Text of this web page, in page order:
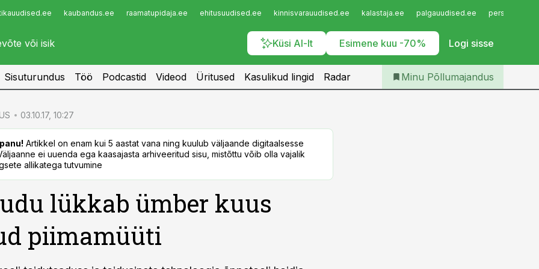
kaubandus.ee raamatupidaja.ee ehitusuudised.ee kinnisvarauudised.ee kalastaja.ee palgauudised.ee
Küsi AI-lt Esimene kuu -70% Logi sisse
Infopank
Iseteenindus
Telli Põllumajandus
Sisuturundus Töö Podcastid Videod Üritused Kasulikud lingid Radar Minu Põllumajandus
03.10.17, 10:27
Artikkel on enam kui 5 aastat vana ning kuulub väljaande digitaalsesse
ei uuenda ega kaasajasta arhiveeritud sisu, mistõttu võib olla vajalik
allikatega tutvumine
lükkab ümber kuus
piimamüüti